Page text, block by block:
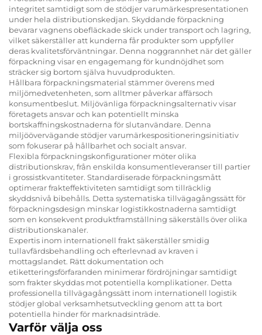
integritet samtidigt som de stödjer varumärkespresentationen
under hela distributionskedjan. Skyddande förpackning
bevarar vagnens obefläckade skick under transport och lagring,
vilket säkerställer att kunderna får produkter som uppfyller
deras kvalitetsförväntningar. Denna noggrannhet när det gäller
förpackning visar en engagemang för kundnöjdhet som
sträcker sig bortom själva huvudprodukten.
Hållbara förpackningsmaterial stämmer överens med
miljömedvetenheten, som alltmer påverkar affärsoch
konsumentbeslut. Miljövänliga förpackningsalternativ visar
företagets ansvar och kan potentiellt minska
bortskaffningskostnaderna för slutanvändare. Denna
miljöövervägande stödjer varumärkespositioneringsinitiativ
som fokuserar på hållbarhet och socialt ansvar.
Flexibla förpackningskonfigurationer möter olika
distributionskrav, från enskilda konsumentleveranser till partier
i grossistkvantiteter. Standardiserade förpackningsmått
optimerar frakteffektiviteten samtidigt som tillräcklig
skyddsnivå bibehålls. Detta systematiska tillvägagångssätt för
förpackningsdesign minskar logistikkostnaderna samtidigt
som en konsekvent produktframställning säkerställs över olika
distributionskanaler.
Expertis inom internationell frakt säkerställer smidig
tullavfärdsbehandling och efterlevnad av kraven i
mottagslandet. Rätt dokumentation och
etiketteringsförfaranden minimerar fördröjningar samtidigt
som frakter skyddas mot potentiella komplikationer. Detta
professionella tillvägagångssätt inom internationell logistik
stödjer global verksamhetsutveckling genom att ta bort
potentiella hinder för marknadsinträde.
Varför välja oss